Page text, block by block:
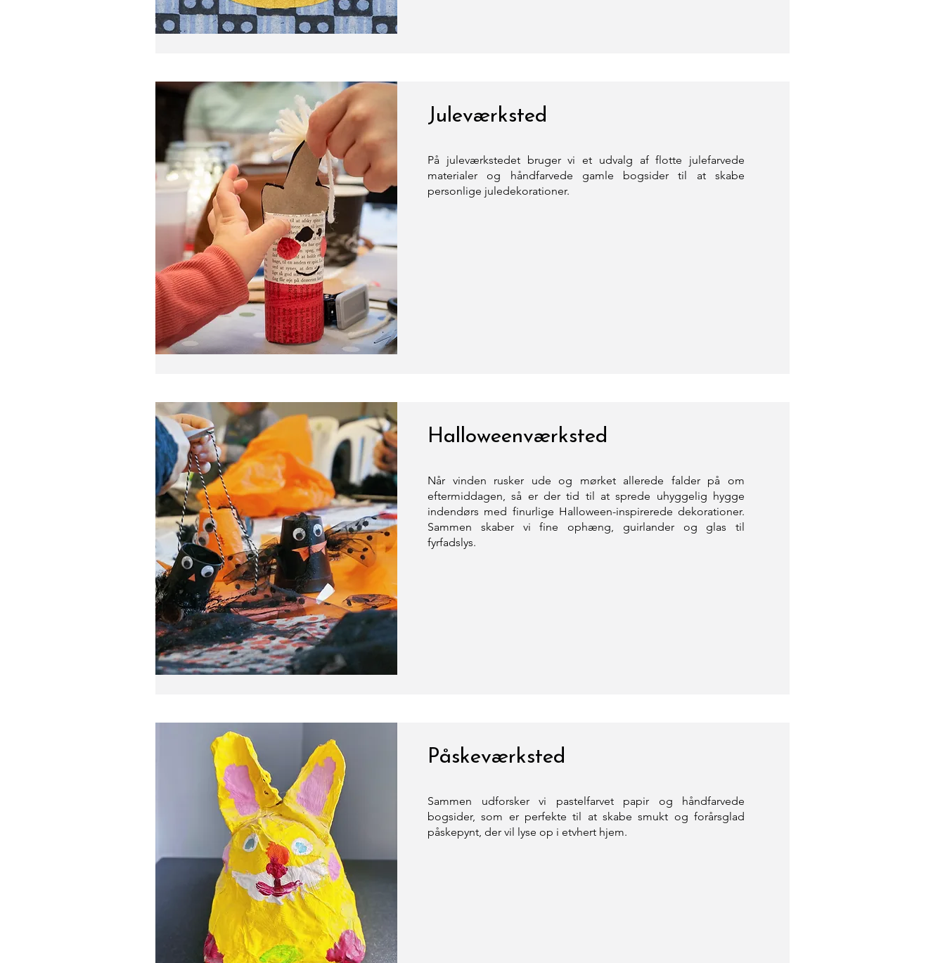
Juleværksted
På juleværkstedet bruger vi et udvalg af flotte julefarvede
materialer og håndfarvede gamle bogsider til at skabe
personlige juledekorationer.
Halloweenværksted
Når vinden rusker ude og mørket allerede falder på om
eftermiddagen, så er der tid til at sprede uhyggelig hygge
indendørs med finurlige Halloween-inspirerede dekorationer.
Sammen skaber vi fine ophæng, guirlander og glas til
fyrfadslys.
Påskeværksted
Sammen udforsker vi pastelfarvet papir og håndfarvede
bogsider, som er perfekte til at skabe smukt og forårsglad
påskepynt, der vil lyse op i etvhert hjem.